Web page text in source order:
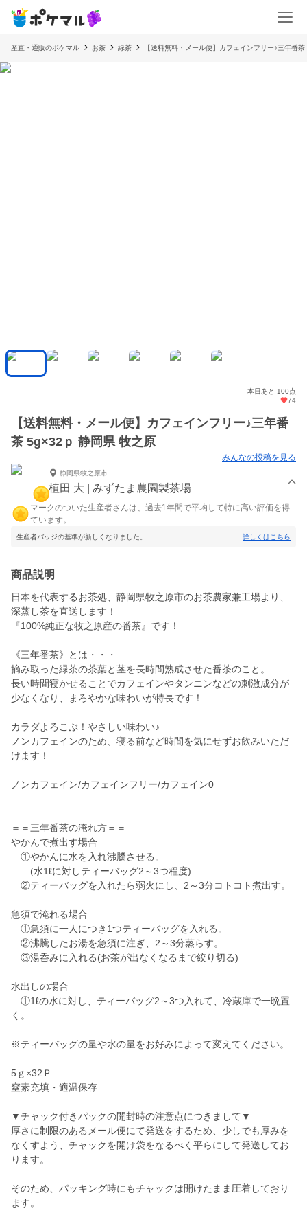
産直・通販のポケマル お茶 緑茶 【送料無料・メール便】カフェインフリー♪三年番
本日あと 100点
74
【送料無料・メール便】カフェインフリー♪三年番
茶 5g×32ｐ 静岡県 牧之原
みんなの投稿を見る
静岡県牧之原市
植田 大 | みずたま農園製茶場
マークのついた生産者さんは、過去1年間で平均して特に高い評価を得
ています。
生産者バッジの基準が新しくなりました。 詳しくはこちら
商品説明
日本を代表するお茶処、静岡県牧之原市のお茶農家兼工場より、
深蒸し茶を直送します！
『100%純正な牧之原産の番茶』です！
《三年番茶》とは・・・
摘み取った緑茶の茶葉と茎を長時間熟成させた番茶のこと。
長い時間寝かせることでカフェインやタンニンなどの刺激成分が
少なくなり、まろやかな味わいが特長です！
カラダよろこぶ！やさしい味わい♪
ノンカフェインのため、寝る前など時間を気にせずお飲みいただ
けます！
ノンカフェイン/カフェインフリー/カフェイン0
＝＝三年番茶の淹れ方＝＝
やかんで煮出す場合
①やかんに水を入れ沸騰させる。
(水1ℓに対しティーバッグ2～3つ程度)
②ティーバッグを入れたら弱火にし、2～3分コトコト煮出す。
急須で淹れる場合
①急須に一人につき1つティーバッグを入れる。
②沸騰したお湯を急須に注ぎ、2～3分蒸らす。
③湯呑みに入れる(お茶が出なくなるまで絞り切る)
水出しの場合
①1ℓの水に対し、ティーバッグ2～3つ入れて、冷蔵庫で一晩置
く。
※ティーバッグの量や水の量をお好みによって変えてください。
5ｇ×32Ｐ
窒素充填・適温保存
▼チャック付きパックの開封時の注意点につきまして▼
厚さに制限のあるメール便にて発送をするため、少しでも厚みを
なくすよう、チャックを開け袋をなるべく平らにして発送してお
ります。
そのため、パッキング時にもチャックは開けたまま圧着しており
ます。